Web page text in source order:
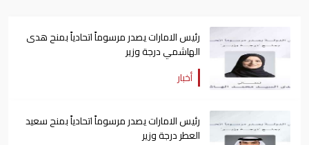
رئيس الامارات يصدر مرسوماً اتحادياً بمنح هدى
الهاشمي درجة وزير
أخبار
رئيس الامارات يصدر مرسوماً اتحادياً بمنح سعيد
العطر درجة وزير